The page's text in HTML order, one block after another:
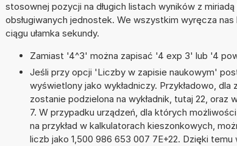
stosownej pozycji na długich listach wyników z
obsługiwanych jednostek. We wszystkim wyręcza nas
ciągu ułamka sekundy.
Zamiast '4^3' można zapisać '4 exp 3' lub '4
Jeśli przy opcji 'Liczby w zapisie naukowym'
wyświetlony jako wykładniczy. Przykładowo, dla
zostanie podzielona na wykładnik, tutaj 22, oraz
7. W przypadku urządzeń, dla których
na przykład w kalkulatorach kieszonkowych,
liczb jako 1,500 986 653 007 7E+22. Dzięki